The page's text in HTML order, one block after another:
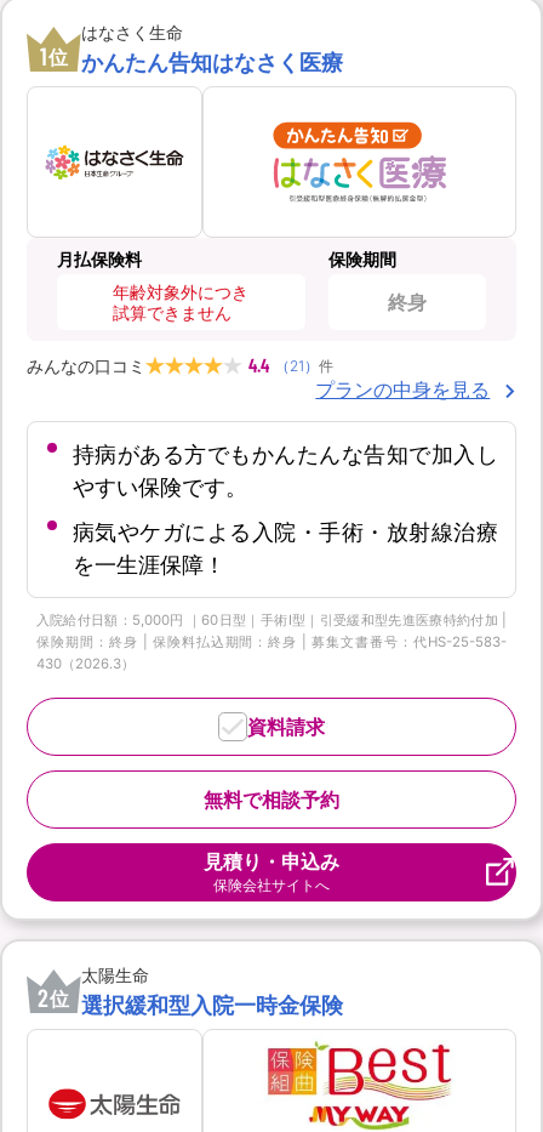
1位
はなさく生命
かんたん告知はなさく医療
月払保険料
年齢対象外につき
試算できません
保険期間
終身
みんなの口コミ 4.4 （ 21 ） 件
プランの中身を見る
持病がある方でもかんたんな告知で加入し
やすい保険です。
病気やケガによる入院・手術・放射線治療
を一生涯保障！
入院給付日額：5,000円 ｜60日型｜手術Ⅰ型｜引受緩和型先進医療特約付加 |
保険期間：終身 | 保険料払込期間：終身 | 募集文書番号：代HS-25-583-
430（2026.3）
無料で相談予約
資料請求
見積り・申込み
保険会社サイトへ
2位
太陽生命
選択緩和型入院一時金保険